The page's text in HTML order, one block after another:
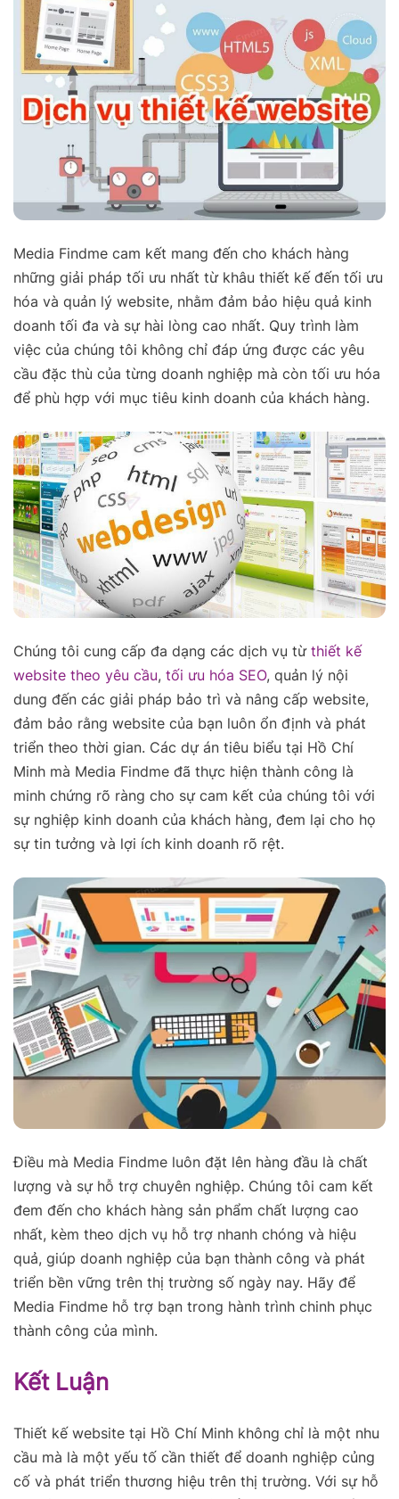
Media Findme cam kết mang đến cho khách hàng
những giải pháp tối ưu nhất từ khâu thiết kế đến tối ưu
hóa và quản lý website, nhằm đảm bảo hiệu quả kinh
doanh tối đa và sự hài lòng cao nhất. Quy trình làm
việc của chúng tôi không chỉ đáp ứng được các yêu
cầu đặc thù của từng doanh nghiệp mà còn tối ưu hóa
để phù hợp với mục tiêu kinh doanh của khách hàng.
Chúng tôi cung cấp đa dạng các dịch vụ từ thiết kế
website theo yêu cầu, tối ưu hóa SEO, quản lý nội
dung đến các giải pháp bảo trì và nâng cấp website,
đảm bảo rằng website của bạn luôn ổn định và phát
triển theo thời gian. Các dự án tiêu biểu tại Hồ Chí
Minh mà Media Findme đã thực hiện thành công là
minh chứng rõ ràng cho sự cam kết của chúng tôi với
sự nghiệp kinh doanh của khách hàng, đem lại cho họ
sự tin tưởng và lợi ích kinh doanh rõ rệt.
Điều mà Media Findme luôn đặt lên hàng đầu là chất
lượng và sự hỗ trợ chuyên nghiệp. Chúng tôi cam kết
đem đến cho khách hàng sản phẩm chất lượng cao
nhất, kèm theo dịch vụ hỗ trợ nhanh chóng và hiệu
quả, giúp doanh nghiệp của bạn thành công và phát
triển bền vững trên thị trường số ngày nay. Hãy để
Media Findme hỗ trợ bạn trong hành trình chinh phục
thành công của mình.
Kết Luận
Thiết kế website tại Hồ Chí Minh không chỉ là một nhu
cầu mà là một yếu tố cần thiết để doanh nghiệp củng
cố và phát triển thương hiệu trên thị trường. Với sự hỗ